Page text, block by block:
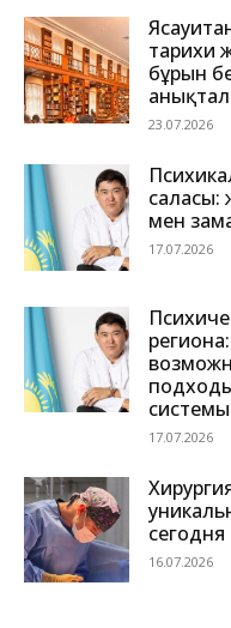
тарихи
бұрын
23.07.2026
саласы:
мен
17.07.2026
17.07.2026
16.07.2026